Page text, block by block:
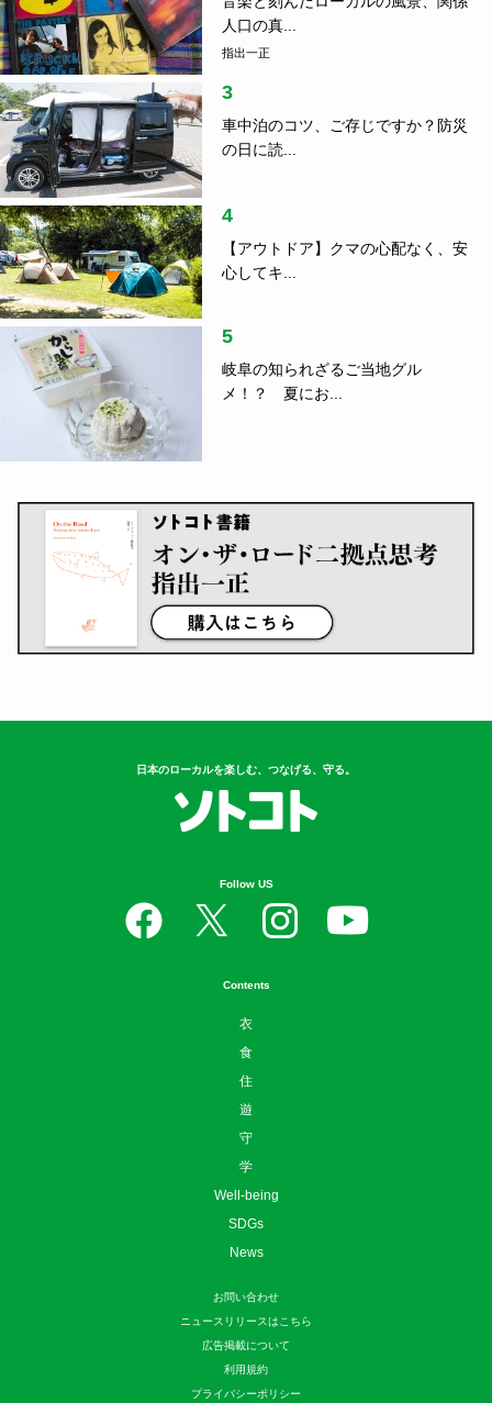
人口の真...
指出一正
3
車中泊のコツ、ご存じですか？防災
の日に読...
4
【アウトドア】クマの心配なく、安
心してキ...
5
岐阜の知られざるご当地グル
メ！？ 夏にお...
日本のローカルを楽しむ、つなげる、守る。
Follow US
Contents
衣
食
住
遊
守
学
Well-being
SDGs
News
お問い合わせ
ニュースリリースはこちら
広告掲載について
利用規約
プライバシーポリシー